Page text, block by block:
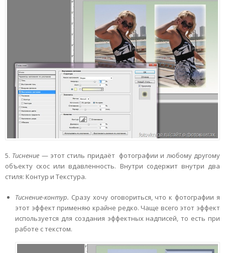
5. Тиснение — этот стиль придаёт фотографии и любому другому
объекту скос или вдавленность. Внутри содержит внутри два
стиля: Контур и Текстура.
Тиснение-контур. Сразу хочу оговориться, что к фотографии я
этот эффект применяю крайне редко. Чаще всего этот эффект
используется для создания эффектных надписей, то есть при
работе с текстом.